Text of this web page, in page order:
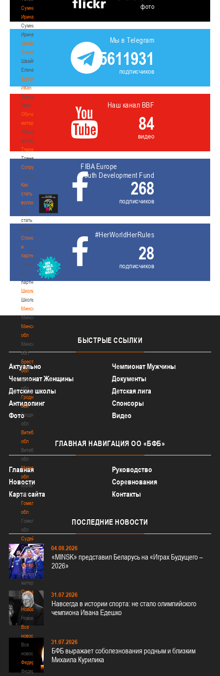
Сумникова
Ирина
Сумникова
Ирина
Швайбович
Елена
Швайбович
Елена
Едешко
Иван
Едешко
Иван
Обучающие
материалы
Обучающие
материалы
Тренерам
Тренерам
Сотрудничество
Сотрудничество
Как
стать
волонтером
Как
стать
волонтером
Спонсоры
и
партнеры
Спонсоры
и
партнеры
Школы
Школы
Минск
Минск
Минская
обл
Минская
обл
Брестская
обл
Брестская
обл
Гродненская
обл
Гродненская
обл
Витебская
обл
Витебская
обл
Могилевская
обл
Могилевская
обл
Гомельская
обл
Гомельская
обл
Судейство
Судейство
Полезные
материалы
Полезные
материалы
Судьи
Судьи
Новости
Новости
Все
новости
Все
новости
Федерация
Федерация
фото
Мы в Telegram
5611931
подписчиков
Наш канал BBF
84
видео
FIBA Europe
Youth Development Fund
268
подписчиков
#HerWorldHerRules
28
подписчиков
БЫСТРЫЕ ССЫЛКИ
Актуально
Чемпионат Мужчины
Чемпионат Женщины
Документы
Детские школы
Детская лига
Антидопинг
Спонсоры
Фото
Видео
ГЛАВНАЯ НАВИГАЦИЯ ОО «БФБ»
Главная
Руководство
Новости
Соревнования
Карта сайта
Контакты
ПОСЛЕДНИЕ НОВОСТИ
04.08.2026
«MINSK» представил Беларусь на «Играх Будущего –
2026»
31.07.2026
Навсегда в истории спорта: не стало олимпийского
чемпиона Ивана Едешко
31.07.2026
БФБ выражает соболезнования родным и близким
Михаила Курилика